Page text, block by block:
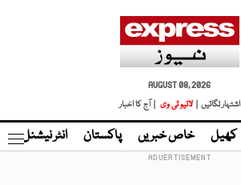
AUGUST 08, 2026
اشتہار لگائیں |
لائیو ٹی وی | آج کا اخبار
کھیل خاص خبریں پاکستان انٹر نیشنل